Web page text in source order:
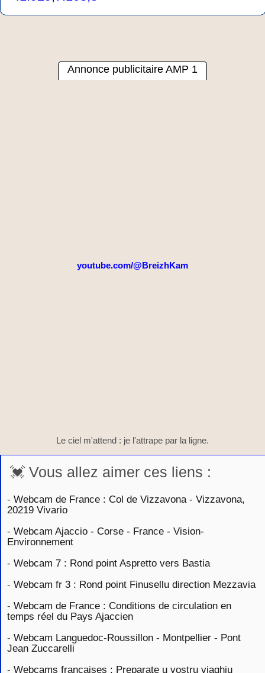
Annonce publicitaire AMP 1
youtube.com/@BreizhKam
Le ciel m'attend : je l'attrape par la ligne.
💓 Vous allez aimer ces liens :
- Webcam de France : Col de Vizzavona - Vizzavona,
20219 Vivario
- Webcam Ajaccio - Corse - France - Vision-
Environnement
- Webcam 7 : Rond point Aspretto vers Bastia
- Webcam fr 3 : Rond point Finusellu direction Mezzavia
- Webcam de France : Conditions de circulation en
temps réel du Pays Ajaccien
- Webcam Languedoc-Roussillon - Montpellier - Pont
Jean Zuccarelli
- Webcams françaises : Preparate u vostru viaghju